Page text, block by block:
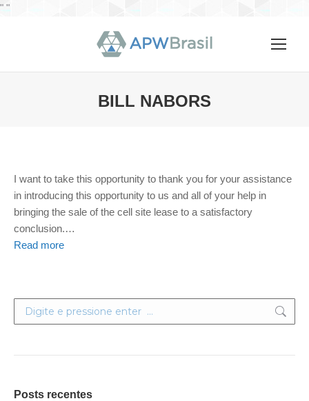
" "
BILL NABORS
I want to take this opportunity to thank you for your assistance
in introducing this opportunity to us and all of your help in
bringing the sale of the cell site lease to a satisfactory
conclusion.…
Read more
Search:
Posts recentes